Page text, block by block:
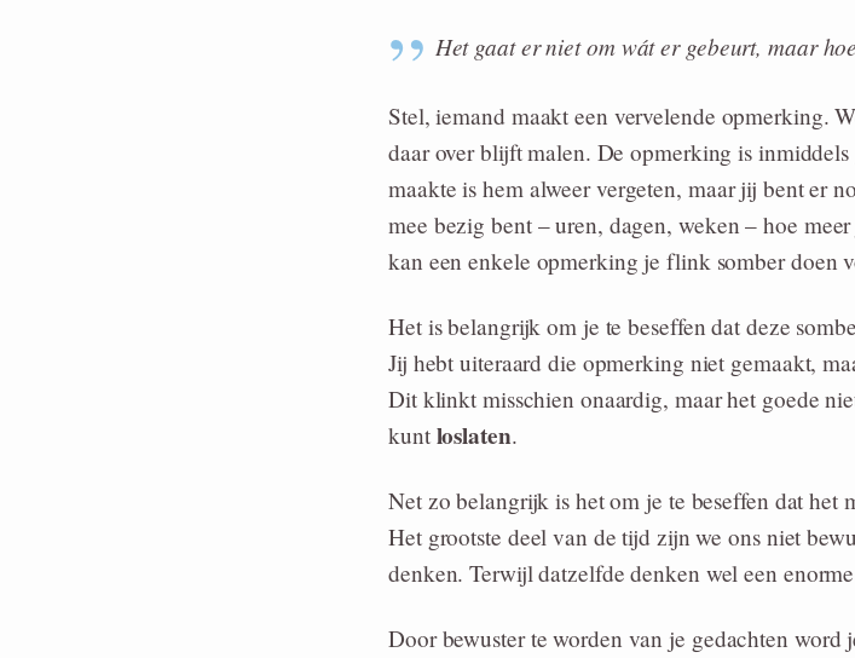
Het gaat er niet om wát er gebeurt, maar
Stel, iemand maakt een vervelende opmerking.
daar over blijft malen. De opmerking is
maakte is hem alweer vergeten, maar jij bent er
mee bezig bent – uren, dagen, weken – hoe
kan een enkele opmerking je flink somber doen
Het is belangrijk om je te beseffen dat deze
Jij hebt uiteraard die opmerking niet gemaakt,
Dit klinkt misschien onaardig, maar het goede
kunt loslaten.
Net zo belangrijk is het om je te beseffen dat het
Het grootste deel van de tijd zijn we ons niet
denken. Terwijl datzelfde denken wel een
Door bewuster te worden van je gedachten word